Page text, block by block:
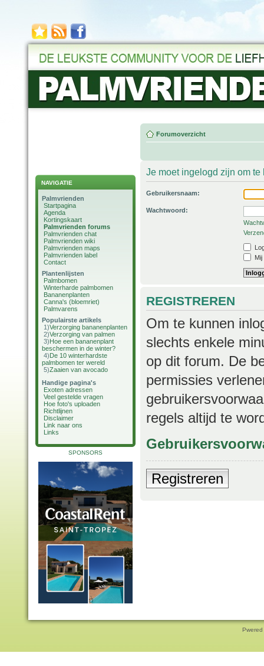
NAVIGATIE
Palmvrienden
Startpagina
Agenda
Kortingskaart
Palmvrienden forums
Palmvrienden chat
Palmvrienden wiki
Palmvrienden maps
Palmvrienden label
Contact
Plantenlijsten
Palmbomen
Winterharde palmbomen
Bananenplanten
Canna's (bloemriet)
Palmvarens
Populairste artikels
1)Verzorging bananenplanten
2)Verzorging van palmen
3)Hoe een bananenplant
beschermen in de winter?
4)De 10 winterhardste
palmbomen ter wereld
5)Zaaien van avocado
Handige pagina's
Exoten adressen
Veel gestelde vragen
Hoe foto's uploaden
Richtlijnen
Disclaimer
Link naar ons
Links
SPONSORS
Forumoverzicht
Je moet ingelogd zijn om
Gebruikersnaam:
Wachtwoord:
REGISTREREN
Om te kunnen
slechts enkele
op dit forum. De
permissies
regels altijd te
Registreren